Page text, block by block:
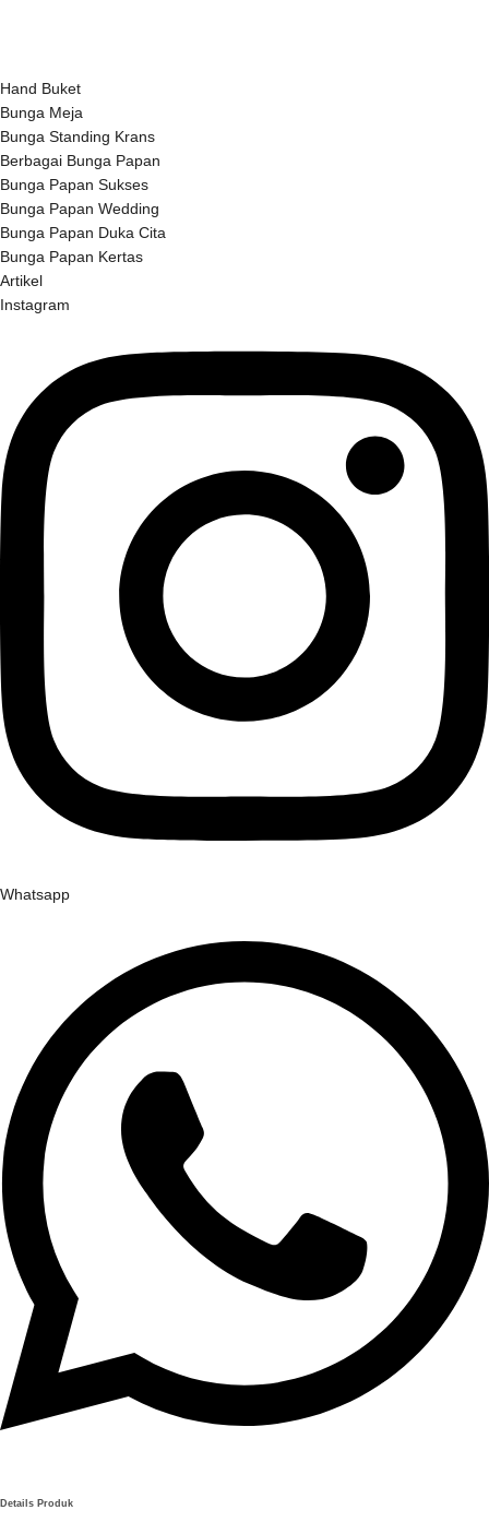
Hand Buket
Bunga Meja
Bunga Standing Krans
Berbagai Bunga Papan
Bunga Papan Sukses
Bunga Papan Wedding
Bunga Papan Duka Cita
Bunga Papan Kertas
Artikel
Instagram
Whatsapp
Details Produk